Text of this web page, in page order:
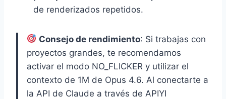
de renderizados repetidos.
Consejo de rendimiento: Si trabajas con
proyectos grandes, te recomendamos
activar el modo NO_FLICKER y utilizar el
contexto de 1M de Opus 4.6. Al conectarte a
la API de Claude a través de APIYI